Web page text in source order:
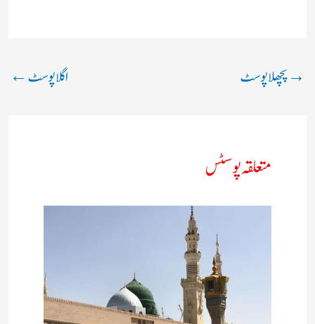
→پچھلا پوسٹ اگلا پوسٹ←
متعلقہ پوسٹس